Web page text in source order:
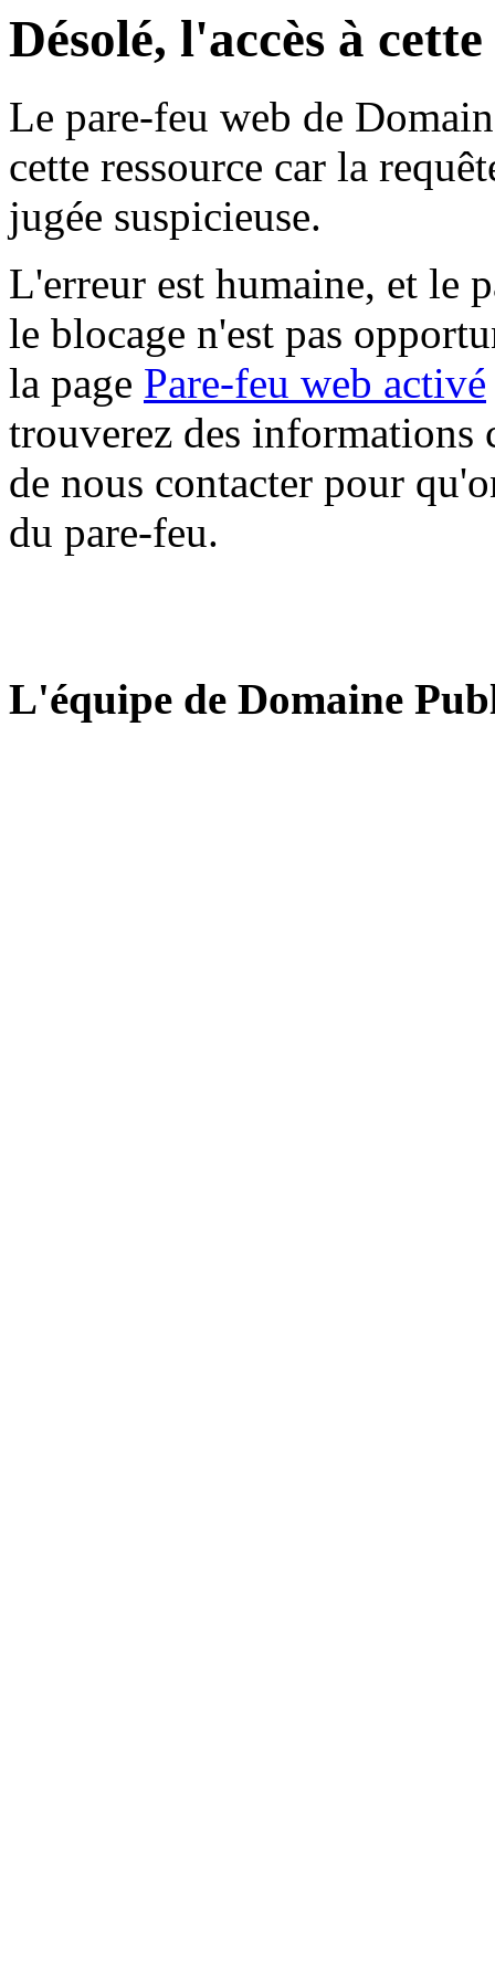
Désolé, l'accès à
Le pare-feu web de
cette ressource car la
jugée suspicieuse.
L'erreur est humaine, et le
le blocage n'est pas
la page Pare-feu web activé
trouverez des informations
de nous contacter pour
du pare-feu.
L'équipe de Domaine